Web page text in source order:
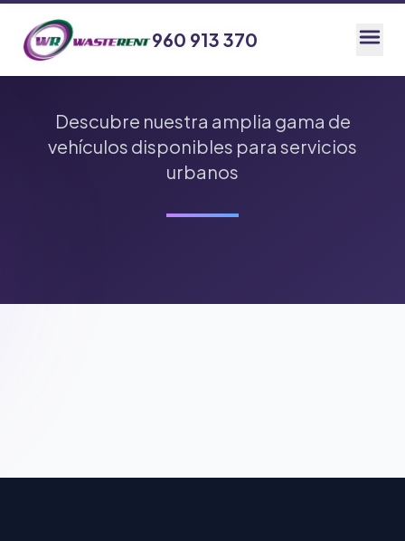
960 913 370
960 913 370
Descubre nuestra amplia gama de
vehículos disponibles para servicios
urbanos